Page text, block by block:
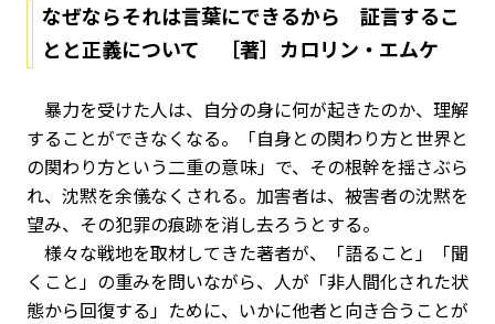
なぜならそれは言葉にできるから 証言するこ
とと正義について ［著］カロリン・エムケ
暴力を受けた人は、自分の身に何が起きたのか、理解
することができなくなる。「自身との関わり方と世界と
の関わり方という二重の意味」で、その根幹を揺さぶら
れ、沈黙を余儀なくされる。加害者は、被害者の沈黙を
望み、その犯罪の痕跡を消し去ろうとする。
様々な戦地を取材してきた著者が、「語ること」「聞
くこと」の重みを問いながら、人が「非人間化された状
態から回復する」ために、いかに他者と向き合うことが